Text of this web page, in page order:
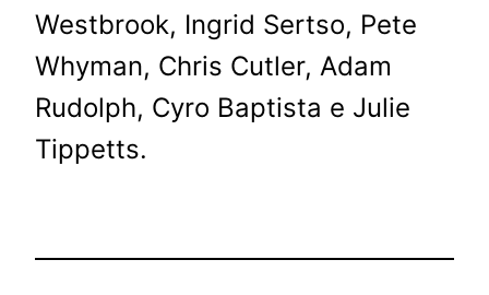
Westbrook, Ingrid Sertso, Pete
Whyman, Chris Cutler, Adam
Rudolph, Cyro Baptista e Julie
Tippetts.